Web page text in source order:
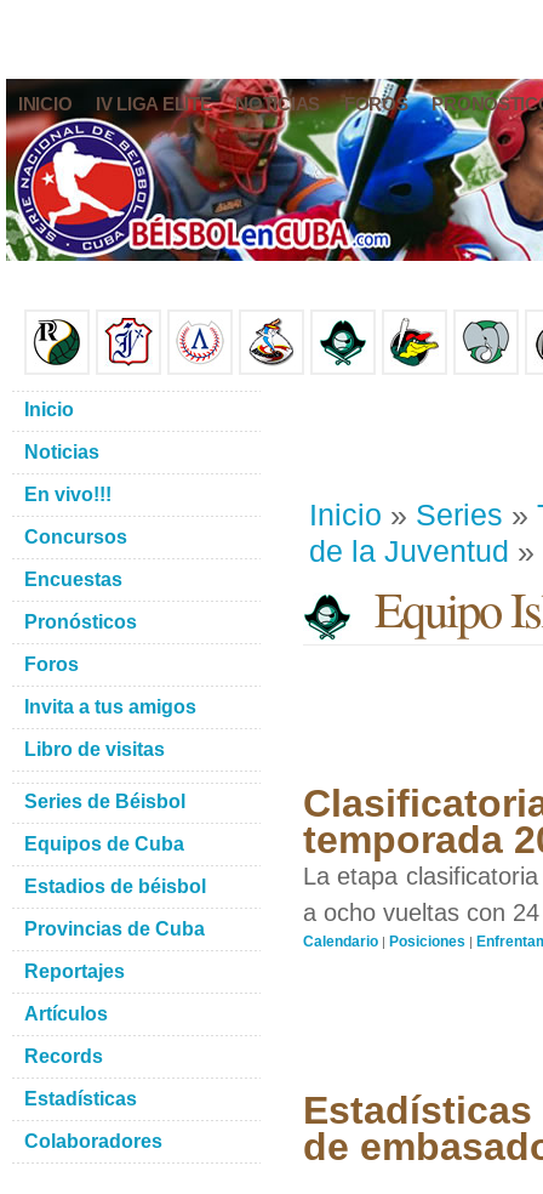
INICIO IV LIGA ELITE NOTICIAS FOROS
Inicio » Series »
de la Juventud »
Equipo
temporada
La etapa
a ocho vueltas con
Calendario | Posiciones |
Estadísticas
de
Inicio
Noticias
En vivo!!!
Concursos
Encuestas
Pronósticos
Foros
Invita a tus amigos
Libro de visitas
Series de Béisbol
Equipos de Cuba
Estadios de béisbol
Provincias de Cuba
Reportajes
Artículos
Records
Estadísticas
Colaboradores